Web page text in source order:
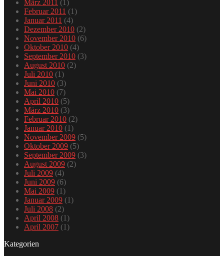
März 2011 (1)
Februar 2011 (1)
Januar 2011 (4)
Dezember 2010 (2)
November 2010 (6)
Oktober 2010 (4)
September 2010 (3)
August 2010 (2)
Juli 2010 (1)
Juni 2010 (3)
Mai 2010 (7)
April 2010 (5)
März 2010 (3)
Februar 2010 (2)
Januar 2010 (1)
November 2009 (5)
Oktober 2009 (5)
September 2009 (3)
August 2009 (2)
Juli 2009 (4)
Juni 2009 (6)
Mai 2009 (1)
Januar 2009 (1)
Juli 2008 (2)
April 2008 (1)
April 2007 (1)
Kategorien